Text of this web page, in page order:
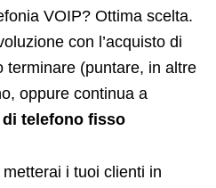
VOIP? Ottima scelta.
con l’acquisto di
terminare (puntare, in altre
oppure continua a
telefono fisso
i tuoi clienti in